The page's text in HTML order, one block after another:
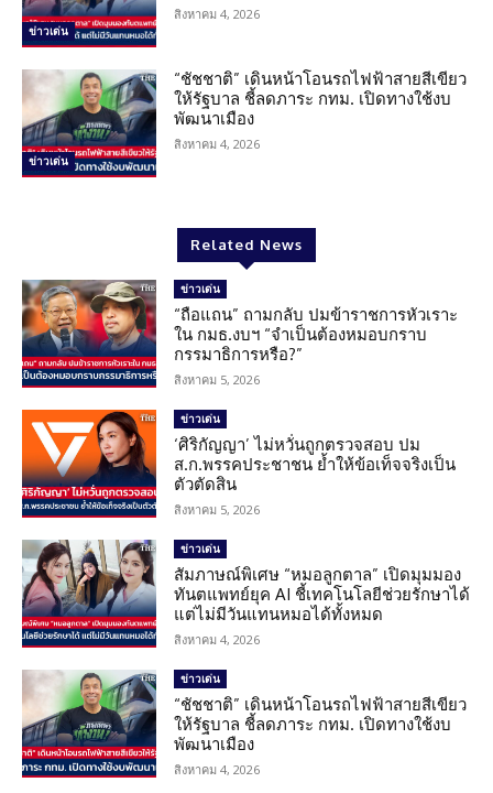
ข่าวเด่น
สิงหาคม 4, 2026
ข่าวเด่น
“ชัชชาติ” เดินหน้าโอนรถไฟฟ้าสายสีเขียว
ให้รัฐบาล ชี้ลดภาระ กทม. เปิดทางใช้งบ
พัฒนาเมือง
สิงหาคม 4, 2026
Related News
ข่าวเด่น
“ถือแถน” ถามกลับ ปมข้าราชการหัวเราะ
ใน กมธ.งบฯ “จำเป็นต้องหมอบกราบ
กรรมาธิการหรือ?”
สิงหาคม 5, 2026
ข่าวเด่น
‘ศิริกัญญา’ ไม่หวั่นถูกตรวจสอบ ปม
ส.ก.พรรคประชาชน ย้ำให้ข้อเท็จจริงเป็น
ตัวตัดสิน
สิงหาคม 5, 2026
ข่าวเด่น
สัมภาษณ์พิเศษ “หมอลูกตาล” เปิดมุมมอง
ทันตแพทย์ยุค AI ชี้เทคโนโลยีช่วยรักษาได้
แต่ไม่มีวันแทนหมอได้ทั้งหมด
สิงหาคม 4, 2026
ข่าวเด่น
“ชัชชาติ” เดินหน้าโอนรถไฟฟ้าสายสีเขียว
ให้รัฐบาล ชี้ลดภาระ กทม. เปิดทางใช้งบ
พัฒนาเมือง
สิงหาคม 4, 2026